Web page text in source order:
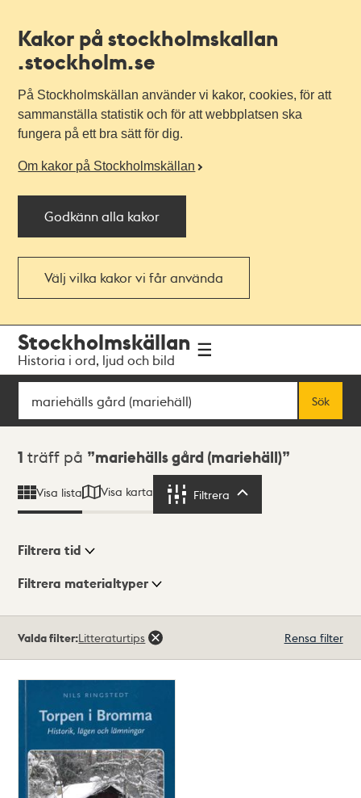
Kakor på stockholmskallan
.stockholm.se
På Stockholmskällan använder vi kakor, cookies, för att
sammanställa statistik och för att webbplatsen ska
fungera på ett bra sätt för dig.
Om kakor på Stockholmskällan
Godkänn alla kakor
Välj vilka kakor vi får använda
navigationen
huvudinnehållet
Stockholmskällan
Historia i ord, ljud och bild
Sök
Sök
Sökresultat
1 träff på mariehälls gård (mariehäll)
Visa lista Visa karta Filtrera
Visningsläge
Filtrera tid
Filtrera materialtyper
träffar
Valda filter:Litteraturtips Rensa filter